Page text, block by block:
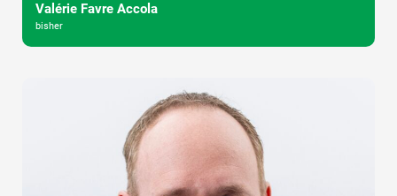
Valérie Favre Accola
bisher